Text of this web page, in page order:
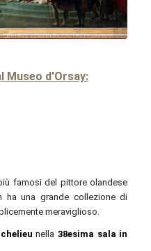
/ CC BY 3.0
Museo d'Orsay:
famosi del pittore olandese
ha una grande collezione di
meraviglioso.
nella38esima sala in